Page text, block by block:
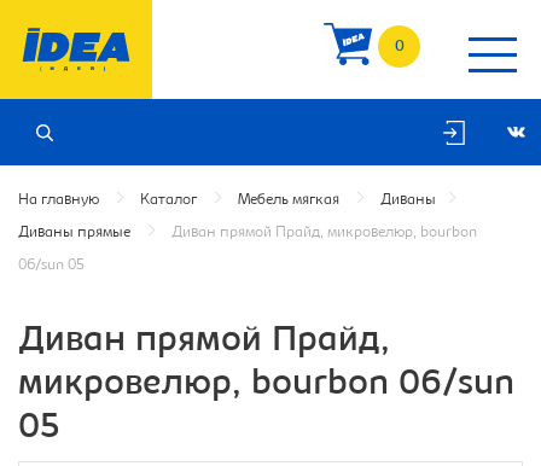
0
На главную Каталог Мебель мягкая Диваны
Диваны прямые Диван прямой Прайд, микровелюр, bourbon
06/sun 05
Диван прямой Прайд,
микровелюр, bourbon 06/sun
05